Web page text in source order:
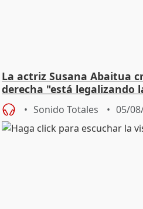
La actriz Susana Abaitua
derecha "está legalizando
Sonido Totales 05/